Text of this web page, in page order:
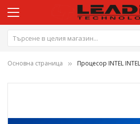
Основна страница Процесор INTEL